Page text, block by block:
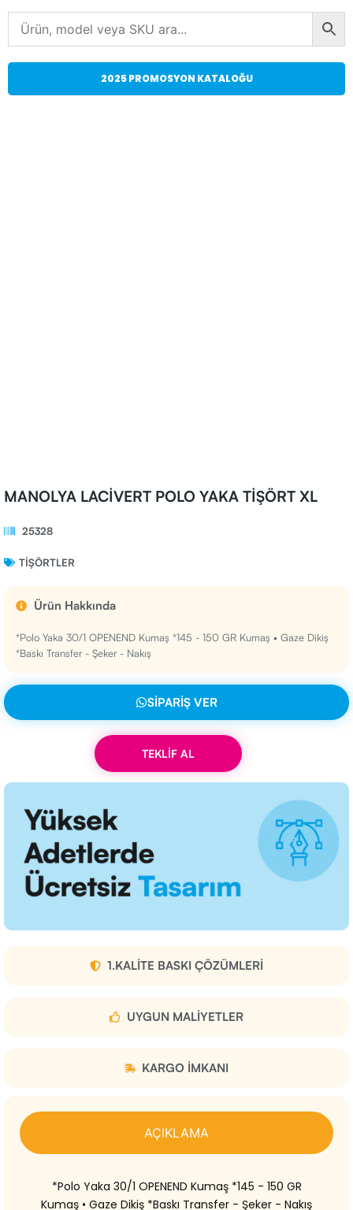
2025 PROMOSYON KATALOĞU
MANOLYA LACİVERT POLO YAKA TİŞÖRT XL
25328
TIŞÖRTLER
Ürün Hakkında
*Polo Yaka 30/1 OPENEND Kumaş *145 - 150 GR Kumaş • Gaze Dikiş
*Baskı Transfer - Şeker - Nakış
SIPARIŞ VER
TEKLİF AL
1.KALITE BASKI ÇÖZÜMLERI
UYGUN MALIYETLER
KARGO IMKANI
AÇIKLAMA
*Polo Yaka 30/1 OPENEND Kumaş *145 - 150 GR
Kumaş • Gaze Dikiş *Baskı Transfer - Şeker - Nakış